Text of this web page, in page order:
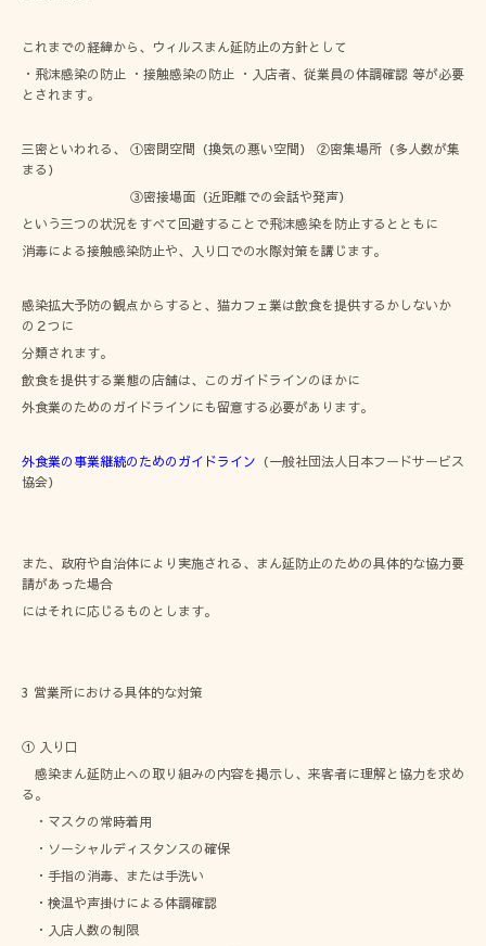
これまでの経緯から、ウィルスまん延防止の方針として
・飛沫感染の防止 ・接触感染の防止 ・入店者、従業員の体調確認 等が必要
とされます。
三密といわれる、 ①密閉空間（換気の悪い空間） ②密集場所（多人数が集
まる）
③密接場面（近距離での会話や発声）
という三つの状況をすべて回避することで飛沫感染を防止するとともに
消毒による接触感染防止や、入り口での水際対策を講じます。
感染拡大予防の観点からすると、猫カフェ業は飲食を提供するかしないか
の２つに
分類されます。
飲食を提供する業態の店舗は、このガイドラインのほかに
外食業のためのガイドラインにも留意する必要があります。
外食業の事業継続のためのガイドライン （一般社団法人日本フードサービス
協会）
また、政府や自治体により実施される、まん延防止のための具体的な協力要
請があった場合
にはそれに応じるものとします。
3 営業所における具体的な対策
① 入り口
感染まん延防止への取り組みの内容を掲示し、来客者に理解と協力を求め
る。
・マスクの常時着用
・ソーシャルディスタンスの確保
・手指の消毒、または手洗い
・検温や声掛けによる体調確認
・入店人数の制限